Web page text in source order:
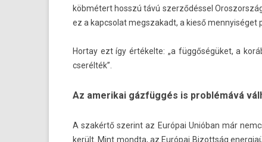
köbmétert hosszú távú szerződéssel
ez a kapcsolat megszakadt, a kieső
Hor­tay ezt így értékelte: „a függőségüket, a
cserélték”.
Az amerikai gázfüggés is problémává
A szakértő szerint az Európai Unióban már
került. Mint mondta, az Európai Bi­zottság